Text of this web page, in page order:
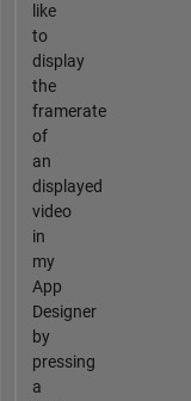
like
to
display
the
framerate
of
an
displayed
video
in
my
App
Designer
by
pressing
a